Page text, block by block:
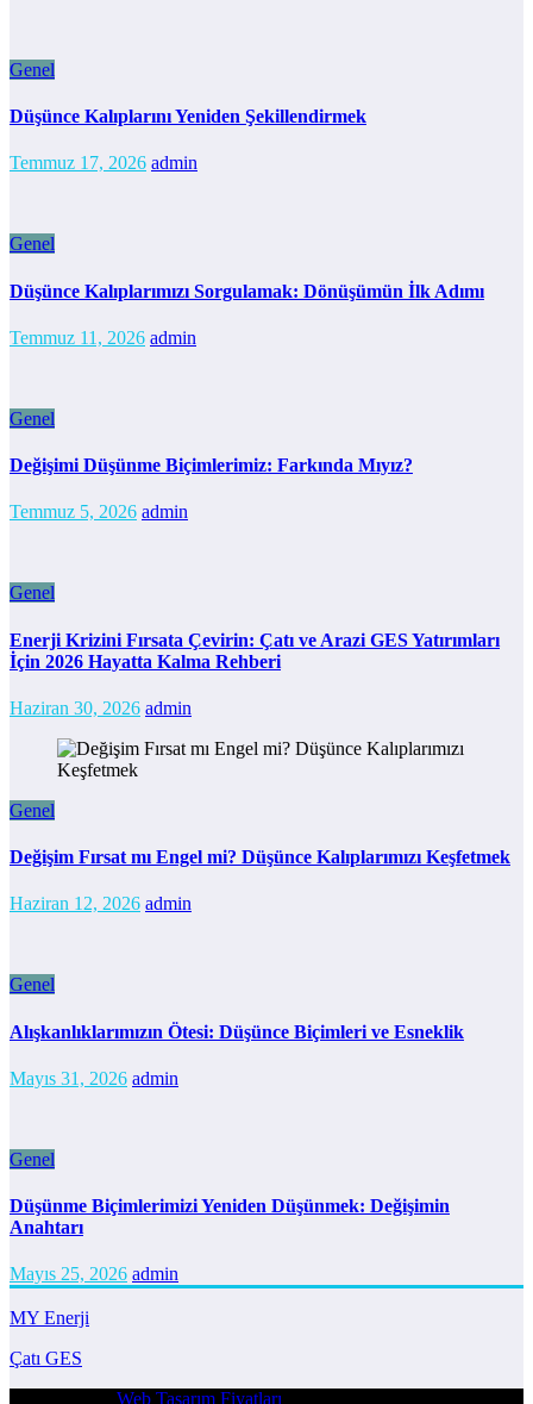
Genel
Düşünce Kalıplarını Yeniden Şekillendirmek
Temmuz 17, 2026 admin
Genel
Düşünce Kalıplarımızı Sorgulamak: Dönüşümün İlk Adımı
Temmuz 11, 2026 admin
Genel
Değişimi Düşünme Biçimlerimiz: Farkında Mıyız?
Temmuz 5, 2026 admin
Genel
Enerji Krizini Fırsata Çevirin: Çatı ve Arazi GES Yatırımları
İçin 2026 Hayatta Kalma Rehberi
Haziran 30, 2026 admin
Genel
Değişim Fırsat mı Engel mi? Düşünce Kalıplarımızı Keşfetmek
Haziran 12, 2026 admin
Genel
Alışkanlıklarımızın Ötesi: Düşünce Biçimleri ve Esneklik
Mayıs 31, 2026 admin
Genel
Düşünme Biçimlerimizi Yeniden Düşünmek: Değişimin
Anahtarı
Mayıs 25, 2026 admin
MY Enerji
Çatı GES
Web Tasarım Fiyatları